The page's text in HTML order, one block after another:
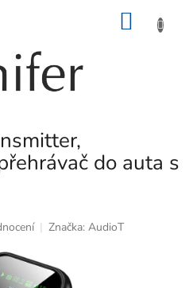
do auta s
Značka: AudioT